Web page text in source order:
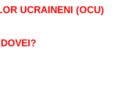
UCRAINENI (OCU)